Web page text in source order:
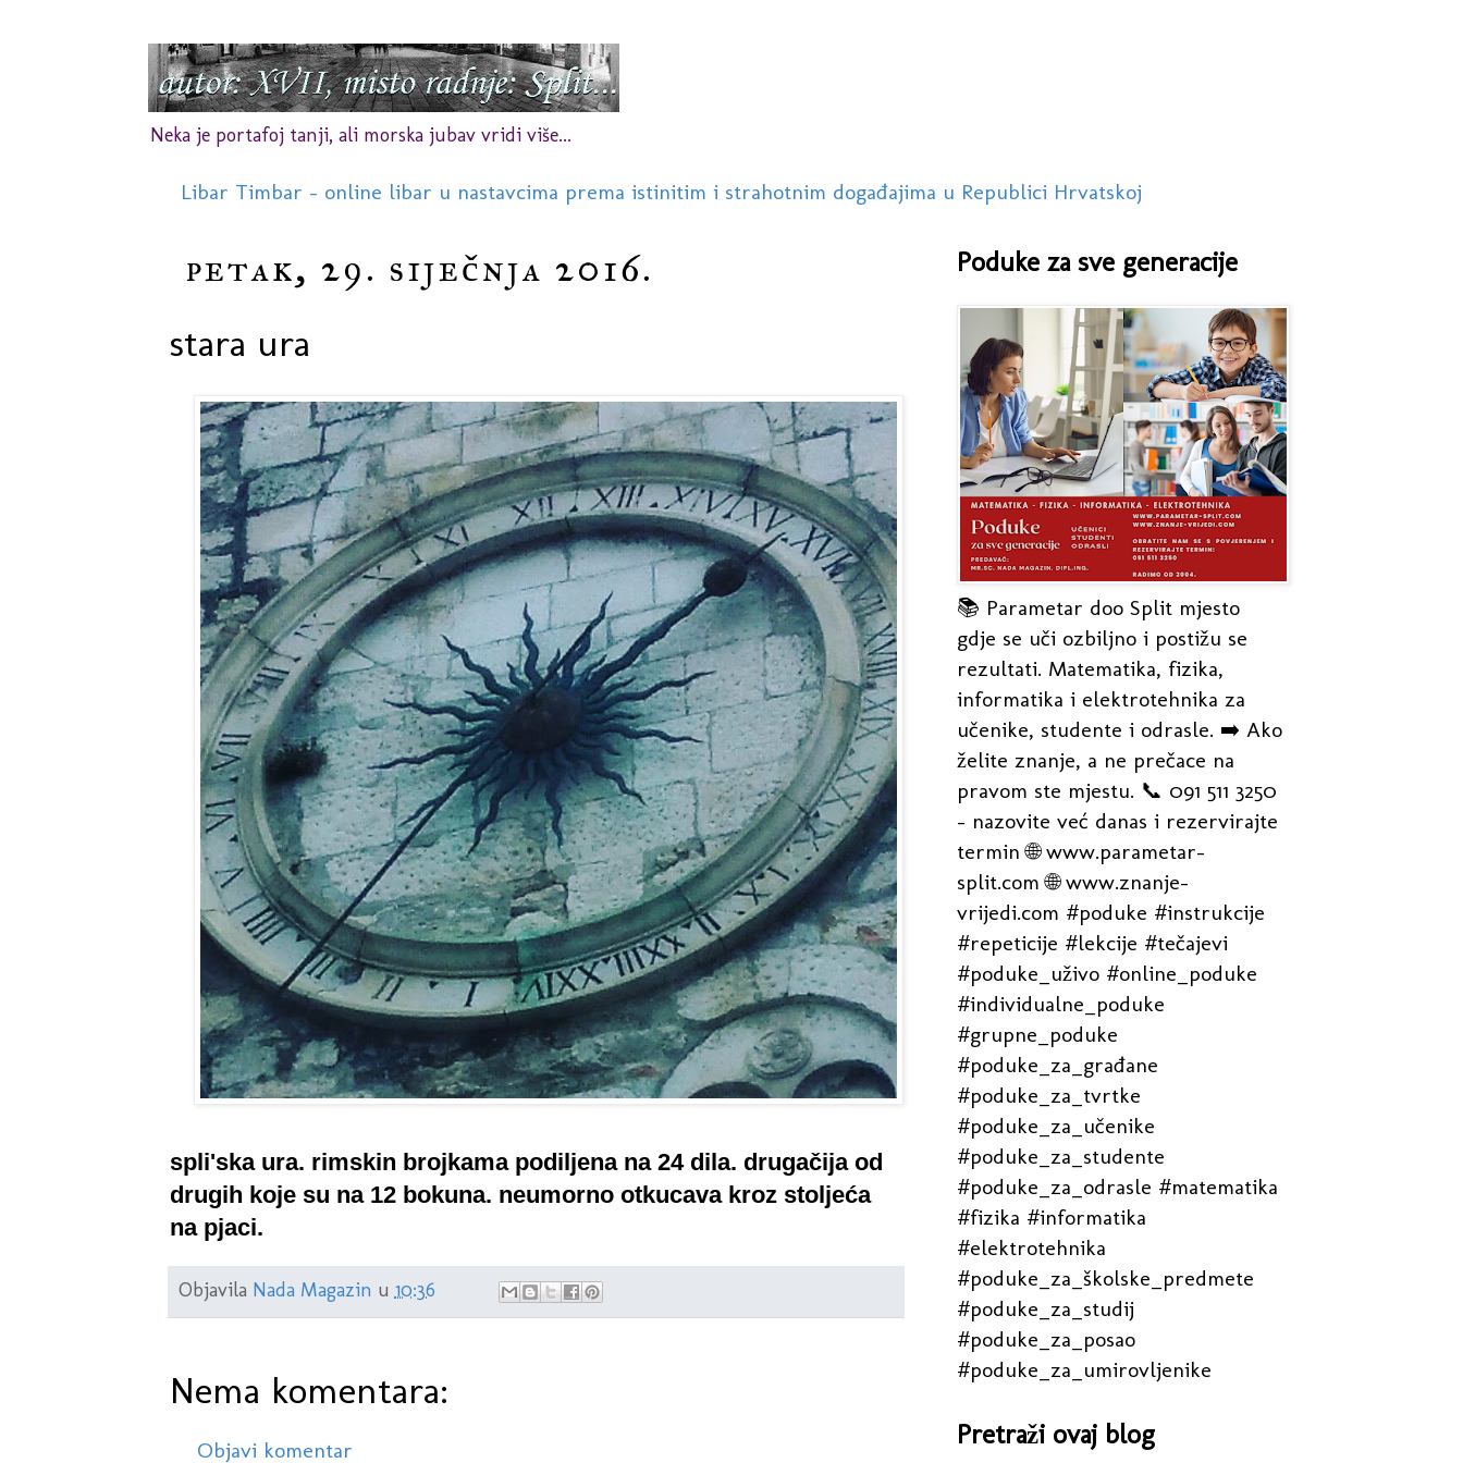
Neka je portafoj tanji, ali morska jubav vridi više...
Libar Timbar - online libar u nastavcima prema istinitim i strahotnim događajima u Republici Hrvatskoj
petak, 29. siječnja 2016.
stara ura
spli'ska ura. rimskin brojkama podiljena na 24 dila. drugačija od
drugih koje su na 12 bokuna. neumorno otkucava kroz stoljeća
na pjaci.
Objavila Nada Magazin u 10:36
Nema komentara:
Objavi komentar
Poduke za sve generacije
📚 Parametar doo Split mjesto
gdje se uči ozbiljno i postižu se
rezultati. Matematika, fizika,
informatika i elektrotehnika za
učenike, studente i odrasle. ➡️ Ako
želite znanje, a ne prečace na
pravom ste mjestu. 📞 091 511 3250
- nazovite već danas i rezervirajte
termin 🌐 www.parametar-
split.com 🌐 www.znanje-
vrijedi.com #poduke #instrukcije
#repeticije #lekcije #tečajevi
#poduke_uživo #online_poduke
#individualne_poduke
#grupne_poduke
#poduke_za_građane
#poduke_za_tvrtke
#poduke_za_učenike
#poduke_za_studente
#poduke_za_odrasle #matematika
#fizika #informatika
#elektrotehnika
#poduke_za_školske_predmete
#poduke_za_studij
#poduke_za_posao
#poduke_za_umirovljenike
Pretraži ovaj blog